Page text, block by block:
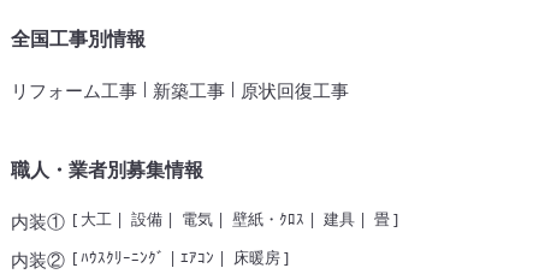
全国工事別情報
リフォーム工事| 新築工事| 原状回復工事
職人・業者別募集情報
内装①[ 大工| 設備| 電気| 壁紙・ｸﾛｽ | 建具| 畳]
内装②[ﾊｳｽｸﾘｰﾆﾝｸﾞ | ｴｱｺﾝ | 床暖房]